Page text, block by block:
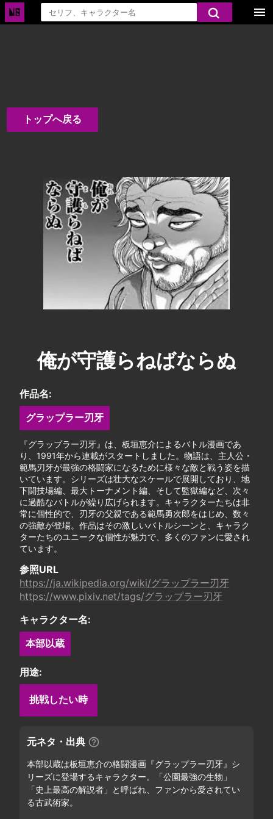
トップへ戻る
俺が守護らねばならぬ
作品名:
グラップラー刃牙
『グラップラー刃牙』は、板垣恵介によるバトル漫画であ
り、1991年から連載がスタートしました。物語は、主人公・
範馬刃牙が最強の格闘家になるために様々な敵と戦う姿を描
いています。シリーズは壮大なスケールで展開しており、地
下闘技場編、最大トーナメント編、そして監獄編など、次々
に過酷なバトルが繰り広げられます。キャラクターたちは非
常に個性的で、刃牙の父親である範馬勇次郎をはじめ、数々
の強敵が登場。作品はその激しいバトルシーンと、キャラク
ターたちのユニークな個性が魅力で、多くのファンに愛され
ています。
参照URL
https://ja.wikipedia.org/wiki/グラップラー刃牙
https://www.pixiv.net/tags/グラップラー刃牙
キャラクター名:
本部以蔵
用途:
挑戦したい時
元ネタ・出典
本部以蔵は板垣恵介の格闘漫画『グラップラー刃牙』シ
リーズに登場するキャラクター。「公園最強の生物」
「史上最高の解説者」と呼ばれ、ファンから愛されてい
る古武術家。